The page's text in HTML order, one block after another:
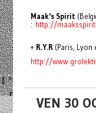
Maak's Spirit
: http://
+ R.Y.R(Paris, Lyon
http://
VEN 30